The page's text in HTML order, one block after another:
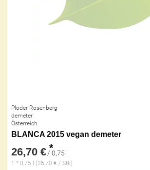
Ploder Rosenberg
demeter
Österreich
BLANCA 2015 vegan demeter
26,70 € *
/ 0,75 l
1 * 0,75 l (26,70 € / Stk)